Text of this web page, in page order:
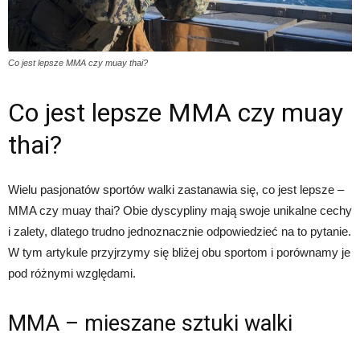
Co jest lepsze MMA czy muay thai?
Co jest lepsze MMA czy muay
thai?
Wielu pasjonatów sportów walki zastanawia się, co jest lepsze –
MMA czy muay thai? Obie dyscypliny mają swoje unikalne cechy
i zalety, dlatego trudno jednoznacznie odpowiedzieć na to pytanie.
W tym artykule przyjrzymy się bliżej obu sportom i porównamy je
pod różnymi względami.
MMA – mieszane sztuki walki